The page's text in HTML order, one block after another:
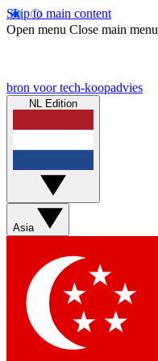
Skip to main content
Open menu Close main menu
bron voor tech-koopadvies
NL Edition
Asia